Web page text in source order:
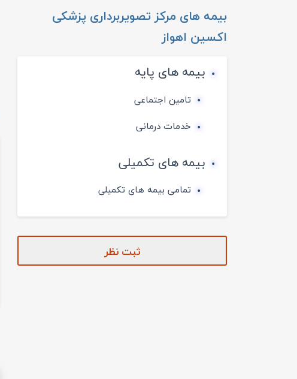
بیمه های مرکز تصویربرداری پزشکی
اکسین اهواز
بیمه های پایه
تامین اجتماعی
خدمات درمانی
بیمه های تکمیلی
تمامی بیمه های تکمیلی
ثبت نظر